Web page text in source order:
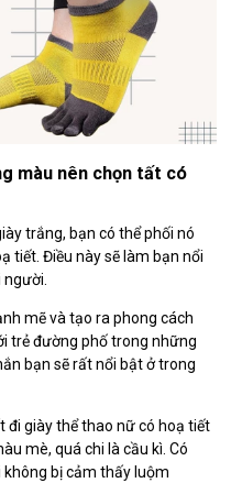
màu nên chọn tất có
trắng, bạn có thể phối nó
tiết. Điều này sẽ làm bạn nổi
mẽ và tạo ra phong cách
trẻ đường phố trong những
bạn sẽ rất nổi bật ở trong
đi giày thể thao nữ có hoạ tiết
mè, quá chi là cầu kì. Có
bị cảm thấy luộm